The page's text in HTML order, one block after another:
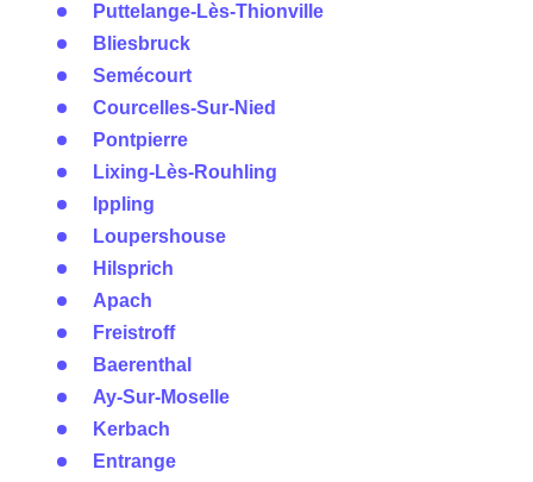
Puttelange-Lès-Thionville
Bliesbruck
Semécourt
Courcelles-Sur-Nied
Pontpierre
Lixing-Lès-Rouhling
Ippling
Loupershouse
Hilsprich
Apach
Freistroff
Baerenthal
Ay-Sur-Moselle
Kerbach
Entrange